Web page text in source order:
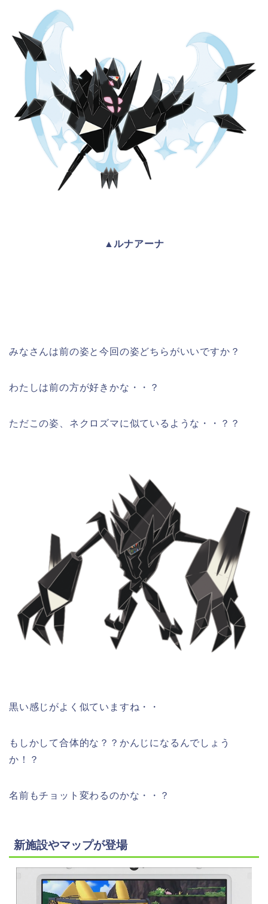
▲ルナアーナ
みなさんは前の姿と今回の姿どちらがいいですか？
わたしは前の方が好きかな・・？
ただこの姿、ネクロズマに似ているような・・？？
黒い感じがよく似ていますね・・
もしかして合体的な？？かんじになるんでしょう
か！？
名前もチョット変わるのかな・・？
新施設やマップが登場